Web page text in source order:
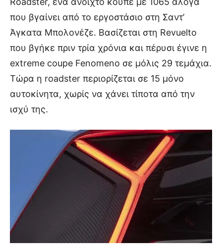
που βγαίνει από το εργοστάσιο στη Σαντ’
Άγκατα Μπολονέζε. Βασίζεται στη Revuelto
που βγήκε πριν τρία χρόνια και πέρυσι έγινε η
extreme coupe Fenomeno σε μόλις 29 τεμάχια.
Τώρα η roadster περιορίζεται σε 15 μόνο
αυτοκίνητα, χωρίς να χάνει τίποτα από την
ισχύ της.